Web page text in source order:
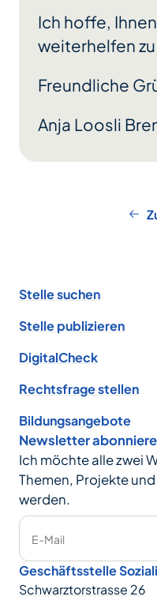
Ich hoffe,
weiterhelfen
Freundliche
Anja Loosli
Stelle suchen
Stelle publizieren
DigitalCheck
Rechtsfrage stellen
Bildungsangebote
Newsletter
Ich möchte alle zwei
Themen, Projekte
werden.
E-Mail
Geschäftsstelle
Schwarztorstrasse 26